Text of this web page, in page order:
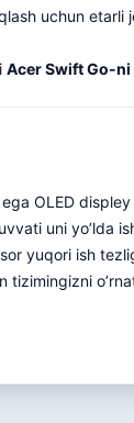
uchun etarli
Acer Swift Go-ni
OLED
uni yo’lda
yuqori ish
tizimingizni